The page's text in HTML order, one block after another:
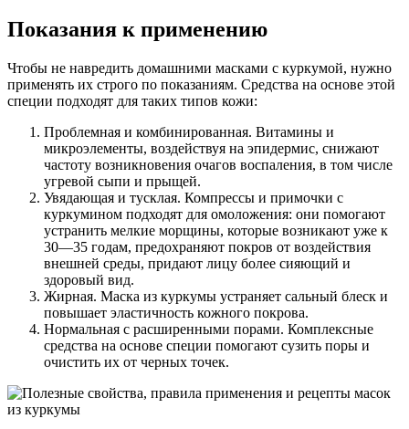
Показания к применению
Чтобы не навредить домашними масками с куркумой, нужно
применять их строго по показаниям. Средства на основе этой
специи подходят для таких типов кожи:
Проблемная и комбинированная. Витамины и
микроэлементы, воздействуя на эпидермис, снижают
частоту возникновения очагов воспаления, в том числе
угревой сыпи и прыщей.
Увядающая и тусклая. Компрессы и примочки с
куркумином подходят для омоложения: они помогают
устранить мелкие морщины, которые возникают уже к
30—35 годам, предохраняют покров от воздействия
внешней среды, придают лицу более сияющий и
здоровый вид.
Жирная. Маска из куркумы устраняет сальный блеск и
повышает эластичность кожного покрова.
Нормальная с расширенными порами. Комплексные
средства на основе специи помогают сузить поры и
очистить их от черных точек.